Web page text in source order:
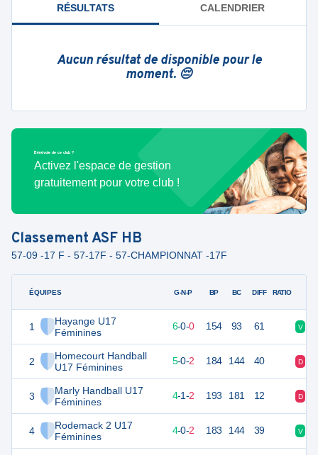
RÉSULTATS CALENDRIER
Aucun résultat de disponible pour le
moment. 😔
Bénévole de ce club ?
Activez l'espace de gestion
gratuitement pour votre club !
ClassementASF HB
57-09 -17 F - 57-17F - 57-CHAMPIONNAT -17F
ÉQUIPES
1
Hayange U17
Féminines
2
Homecourt Handball
U17 Féminines
3
Marly Handball U17
Féminines
4
Rodemack 2 U17
Féminines
G-N-P BP BC DIFF RATIO
6-0-0 154 93 61 V
17 5-0-2 184 144 40 D
16 4-1-2 193 181 12 D
13 4-0-2 183 144 39 V